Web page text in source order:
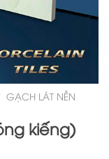
GẠCH LÁT NỀN
kiếng)